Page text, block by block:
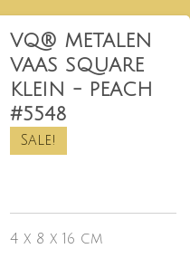
VQ® METALEN
VAAS SQUARE
KLEIN - PEACH
#5548
Sale!
4 x 8 x 16 cm